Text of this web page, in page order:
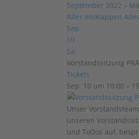
September 2022 –
Alles einklappen
Sep.
10
Sa.
Vorstandssitzung
Tickets
Sep. 10 um 10:00 –
Unser
unseren
und ToDos auf,